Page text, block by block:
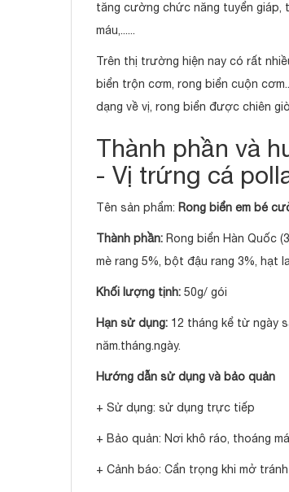
tăng cường chức năng tuyển giáp,
máu,......
Trên thị trường hiện nay có rất
biển trộn cơm, rong biển cuộn
dạng về vị, rong biển được chiên
Thành phần và
- Vị trứng cá
Tên sản phẩm: Rong biển em bé
Thành phần: Rong biển Hàn Quốc
mè rang 5%, bột đậu rang 3%, hạt
Khối lượng tịnh: 50g/ gói
Hạn sử dụng: 12 tháng kể từ ngày
năm.tháng.ngày.
Hướng dẫn sử dụng và bảo quản
+ Sử dụng: sử dụng trực tiếp
+ Bảo quản: Nơi khô ráo, thoáng
+ Cảnh báo: Cẩn trọng khi mở